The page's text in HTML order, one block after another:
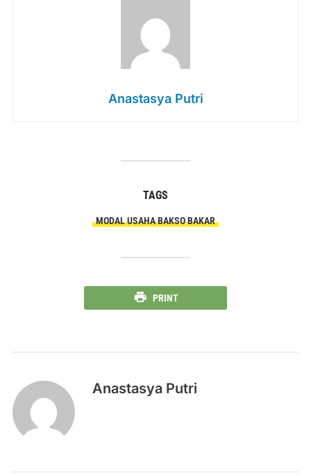
Anastasya Putri
TAGS
MODAL USAHA BAKSO BAKAR
PRINT
Anastasya Putri